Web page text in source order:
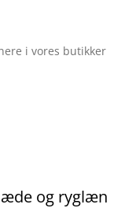
i vores butikker
og ryglæn